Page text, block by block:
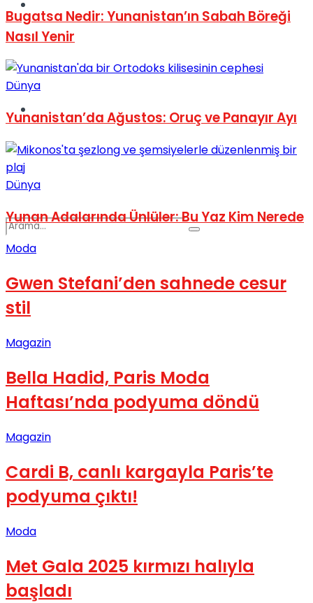
Podcast
View All Result
Bugatsa Nedir: Yunanistan’ın Sabah Böreği
Nasıl Yenir
Dünya
Yunanistan’da Ağustos: Oruç ve Panayır Ayı
Dünya
Yunan Adalarında Ünlüler: Bu Yaz Kim Nerede
Moda
Gwen Stefani’den sahnede cesur
stil
Magazin
Bella Hadid, Paris Moda
Haftası’nda podyuma döndü
Magazin
Cardi B, canlı kargayla Paris’te
podyuma çıktı!
Moda
Met Gala 2025 kırmızı halıyla
başladı